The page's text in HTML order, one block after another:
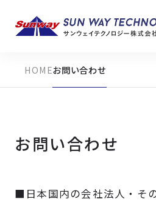
お問い合わせ
お問い合わせ
■日本国内の会社法人・そ